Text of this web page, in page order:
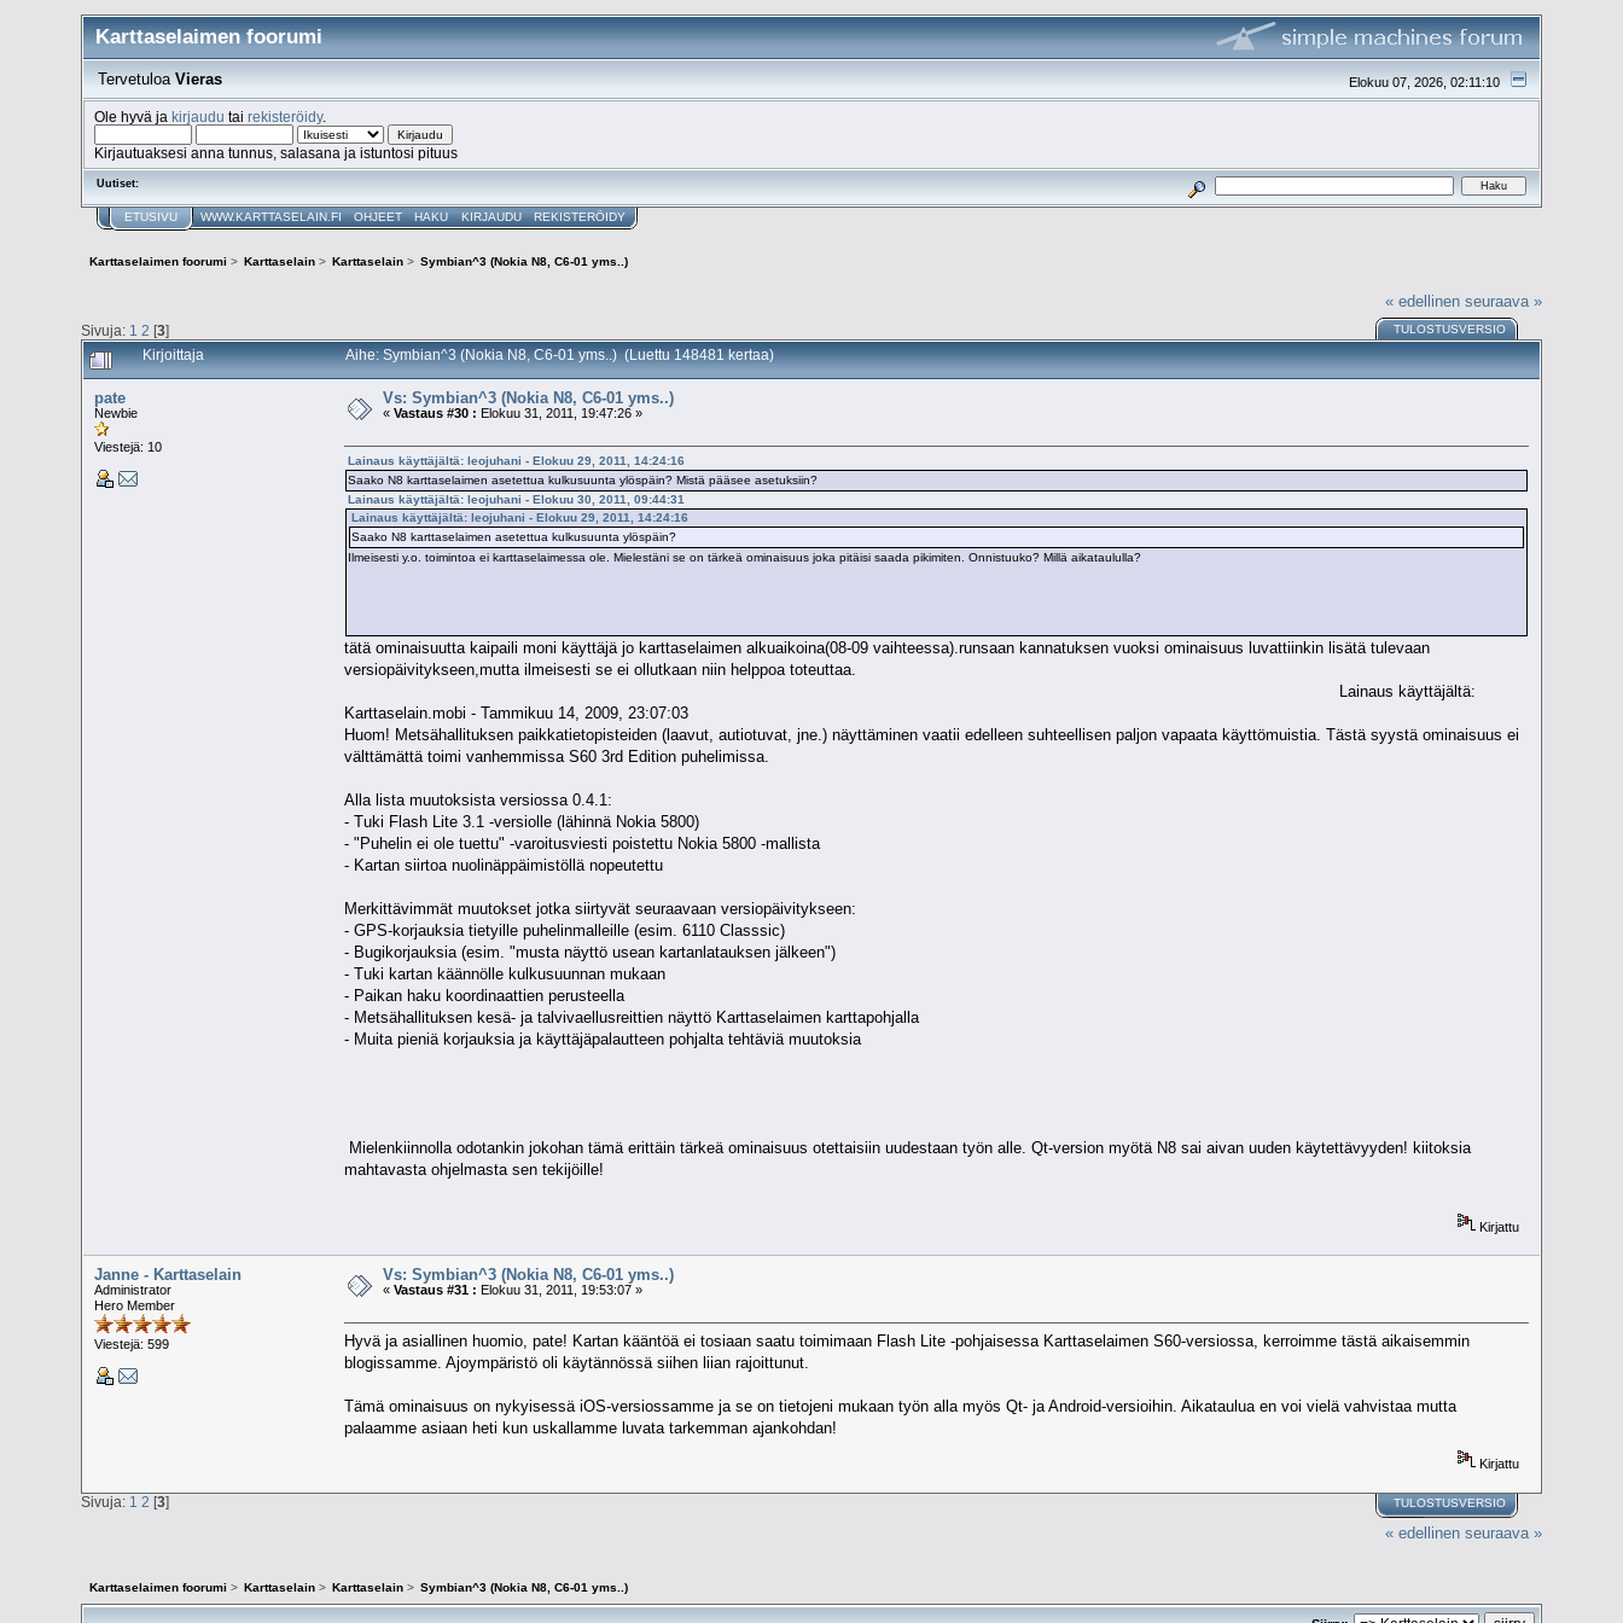
Karttaselaimen foorumi
Elokuu 07, 2026, 02:11:10
Tervetuloa Vieras
Ole hyvä jakirjaudu tairekisteröidy.
Kirjautuaksesi anna tunnus, salasana ja istuntosi pituus
Uutiset:
ETUSIVU WWW.KARTTASELAIN.FI OHJEET HAKU KIRJAUDU REKISTERÖIDY
Karttaselaimen foorumi > Karttaselain> Karttaselain> Symbian^3 (Nokia N8, C6-01 yms..)
« edellinen seuraava »
Sivuja: 1 2 [3] TULOSTUSVERSIO
Kirjoittaja Aihe: Symbian^3 (Nokia N8, C6-01 yms..) (Luettu 148481 kertaa)
pate
Newbie
Viestejä: 10
Vs: Symbian^3 (Nokia N8, C6-01 yms..)
«Vastaus #30 : Elokuu 31, 2011, 19:47:26 »
Lainaus käyttäjältä: leojuhani - Elokuu 29, 2011, 14:24:16
Saako N8 karttaselaimen asetettua kulkusuunta ylöspäin? Mistä pääsee asetuksiin?
Lainaus käyttäjältä: leojuhani - Elokuu 30, 2011, 09:44:31
Lainaus käyttäjältä: leojuhani - Elokuu 29, 2011, 14:24:16
Saako N8 karttaselaimen asetettua kulkusuunta ylöspäin?
Ilmeisesti y.o. toimintoa ei karttaselaimessa ole. Mielestäni se on tärkeä ominaisuus joka pitäisi saada pikimiten. Onnistuuko? Millä aikataululla?
tätä ominaisuutta kaipaili moni käyttäjä jo karttaselaimen alkuaikoina(08-09 vaihteessa).runsaan kannatuksen vuoksi ominaisuus luvattiinkin lisätä tulevaan
versiopäivitykseen,mutta ilmeisesti se ei ollutkaan niin helppoa toteuttaa.
Lainaus käyttäjältä:
Karttaselain.mobi - Tammikuu 14, 2009, 23:07:03
Huom! Metsähallituksen paikkatietopisteiden (laavut, autiotuvat, jne.) näyttäminen vaatii edelleen suhteellisen paljon vapaata käyttömuistia. Tästä syystä ominaisuus ei
välttämättä toimi vanhemmissa S60 3rd Edition puhelimissa.
Alla lista muutoksista versiossa 0.4.1:
- Tuki Flash Lite 3.1 -versiolle (lähinnä Nokia 5800)
- "Puhelin ei ole tuettu" -varoitusviesti poistettu Nokia 5800 -mallista
- Kartan siirtoa nuolinäppäimistöllä nopeutettu
Merkittävimmät muutokset jotka siirtyvät seuraavaan versiopäivitykseen:
- GPS-korjauksia tietyille puhelinmalleille (esim. 6110 Classsic)
- Bugikorjauksia (esim. "musta näyttö usean kartanlatauksen jälkeen")
- Tuki kartan käännölle kulkusuunnan mukaan
- Paikan haku koordinaattien perusteella
- Metsähallituksen kesä- ja talvivaellusreittien näyttö Karttaselaimen karttapohjalla
- Muita pieniä korjauksia ja käyttäjäpalautteen pohjalta tehtäviä muutoksia
Mielenkiinnolla odotankin jokohan tämä erittäin tärkeä ominaisuus otettaisiin uudestaan työn alle. Qt-version myötä N8 sai aivan uuden käytettävyyden! kiitoksia
mahtavasta ohjelmasta sen tekijöille!
Kirjattu
Janne - Karttaselain
Administrator
Hero Member
Viestejä: 599
Vs: Symbian^3 (Nokia N8, C6-01 yms..)
«Vastaus #31 : Elokuu 31, 2011, 19:53:07 »
Hyvä ja asiallinen huomio, pate! Kartan kääntöä ei tosiaan saatu toimimaan Flash Lite -pohjaisessa Karttaselaimen S60-versiossa, kerroimme tästä aikaisemmin
blogissamme. Ajoympäristö oli käytännössä siihen liian rajoittunut.
Tämä ominaisuus on nykyisessä iOS-versiossamme ja se on tietojeni mukaan työn alla myös Qt- ja Android-versioihin. Aikataulua en voi vielä vahvistaa mutta
palaamme asiaan heti kun uskallamme luvata tarkemman ajankohdan!
Kirjattu
TULOSTUSVERSIO
Sivuja: 1 2 [3]
« edellinen seuraava »
Karttaselaimen foorumi > Karttaselain> Karttaselain> Symbian^3 (Nokia N8, C6-01 yms..)